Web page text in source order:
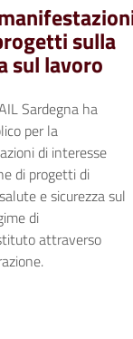
sulla
sul lavoro
Sardegna ha
per la
di interesse
di progetti di
e sicurezza sul
di
attraverso